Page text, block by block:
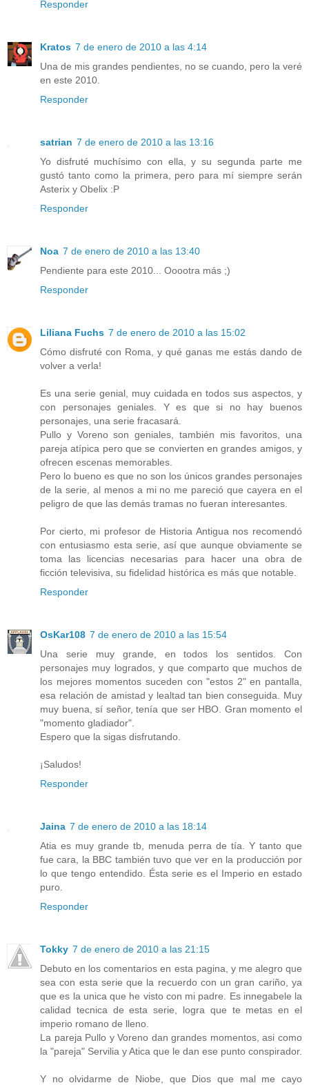
Responder
Kratos 7 de enero de 2010 a las 4:14
Una de mis grandes pendientes, no se cuando, pero la veré
en este 2010.
Responder
satrian 7 de enero de 2010 a las 13:16
Yo disfruté muchísimo con ella, y su segunda parte me
gustó tanto como la primera, pero para mí siempre serán
Asterix y Obelix :P
Responder
Noa 7 de enero de 2010 a las 13:40
Pendiente para este 2010... Ooootra más ;)
Responder
Liliana Fuchs 7 de enero de 2010 a las 15:02
Cómo disfruté con Roma, y qué ganas me estás dando de
volver a verla!
Es una serie genial, muy cuidada en todos sus aspectos, y
con personajes geniales. Y es que si no hay buenos
personajes, una serie fracasará.
Pullo y Voreno son geniales, también mis favoritos, una
pareja atípica pero que se convierten en grandes amigos, y
ofrecen escenas memorables.
Pero lo bueno es que no son los únicos grandes personajes
de la serie, al menos a mi no me pareció que cayera en el
peligro de que las demás tramas no fueran interesantes.
Por cierto, mi profesor de Historia Antigua nos recomendó
con entusiasmo esta serie, así que aunque obviamente se
toma las licencias necesarias para hacer una obra de
ficción televisiva, su fidelidad histórica es más que notable.
Responder
OsKar108 7 de enero de 2010 a las 15:54
Una serie muy grande, en todos los sentidos. Con
personajes muy logrados, y que comparto que muchos de
los mejores momentos suceden con "estos 2" en pantalla,
esa relación de amistad y lealtad tan bien conseguida. Muy
muy buena, sí señor, tenía que ser HBO. Gran momento el
"momento gladiador".
Espero que la sigas disfrutando.
¡Saludos!
Responder
Jaina 7 de enero de 2010 a las 18:14
Atia es muy grande tb, menuda perra de tía. Y tanto que
fue cara, la BBC también tuvo que ver en la producción por
lo que tengo entendido. Ésta serie es el Imperio en estado
puro.
Responder
Tokky 7 de enero de 2010 a las 21:15
Debuto en los comentarios en esta pagina, y me alegro que
sea con esta serie que la recuerdo con un gran cariño, ya
que es la unica que he visto con mi padre. Es innegabele la
calidad tecnica de esta serie, logra que te metas en el
imperio romano de lleno.
La pareja Pullo y Voreno dan grandes momentos, asi como
la "pareja" Servilia y Atica que le dan ese punto conspirador.
Y no olvidarme de Niobe, que Dios que mal me cayo